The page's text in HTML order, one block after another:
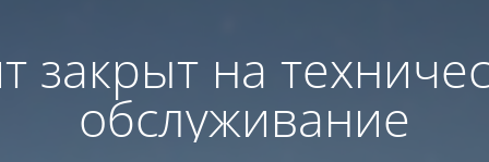
закрыт на
обслуживание